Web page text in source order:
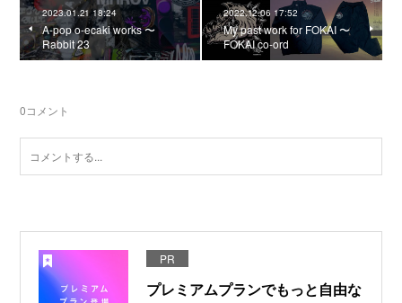
2023.01.21 18:24
A-pop o-ecaki works 〜
Rabbit 23
2022.12.06 17:52
My past work for FOKAI 〜
FOKAI co-ord
0コメント
PR
プレミアムプランでもっと自由な